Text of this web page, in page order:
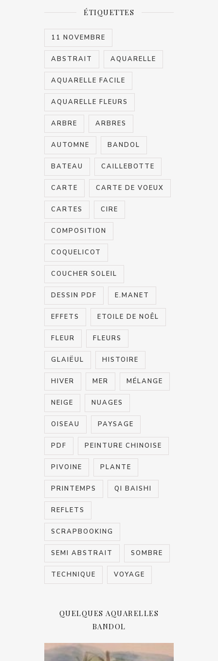
ÉTIQUETTES
11 NOVEMBRE
ABSTRAIT AQUARELLE
AQUARELLE FACILE
AQUARELLE FLEURS
ARBRE ARBRES
AUTOMNE BANDOL
BATEAU CAILLEBOTTE
CARTE CARTE DE VOEUX
CARTES CIRE
COMPOSITION
COQUELICOT
COUCHER SOLEIL
DESSIN PDF E.MANET
EFFETS ETOILE DE NOÊL
FLEUR FLEURS
GLAIËUL HISTOIRE
HIVER MER MÉLANGE
NEIGE NUAGES
OISEAU PAYSAGE
PDF PEINTURE CHINOISE
PIVOINE PLANTE
PRINTEMPS QI BAISHI
REFLETS
SCRAPBOOKING
SEMI ABSTRAIT SOMBRE
TECHNIQUE VOYAGE
QUELQUES AQUARELLES
BANDOL